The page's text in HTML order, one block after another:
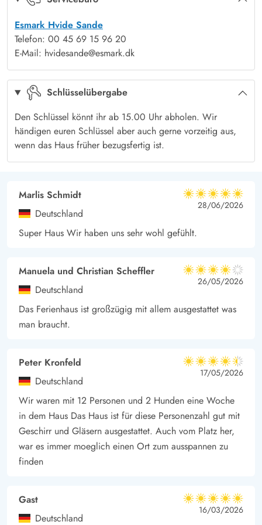
oder eine Runde im Whirlpool entspannt, erledigt sich die
Hausarbeit fast von selbst.
auf Holmsland Klit
Dieses Ferienhaus ist nicht nur ein Ort zum Entspannen,
sondern auch ein idealer Ausgangspunkt für viele
Aktivitäten. Hvide Sande, die charmante Hafenstadt, liegt nur
wenige Kilometer entfernt und bietet zahlreiche
Einkaufsmöglichkeiten, verschiedenste Boutiquen sowie
Hvide Sande ist auch ein Paradies für Wind- und
Wassersportler. Die hervorragenden Surfspots sowohl
am Ringkøbing Fjord als auch an der Südmole sorgen für
wunderschöne Landschaft auf dem Fahrradsattel erkunden
möchte, kann den neu asphaltierten Fahrradweg entlang der
Straße oder den Weg mitten durch die Dünenlandschaft
nutzen.
Nutzt die Gelegenheit und verbringt euren nächsten Urlaub in
Abenteuer oder einfach nur Quality Time mit den Liebsten –
hier findet ihr alles, was das Herz begehrt. Lasst euch die
Westküste nicht entgehen.
Esmark Hvide Sande
Telefon: 00 45 69 15 96 20
E-Mail: hvidesande@esmark.dk
Schlüsselübergabe
Den Schlüssel könnt ihr ab 15.00 Uhr abholen. Wir
händigen euren Schlüssel aber auch gerne vorzeitig aus,
wenn das Haus früher bezugsfertig ist.
Marlis Schmidt
Deutschland
5 von 5
5 von 5
5 out of 5
28/06/2026
Super Haus Wir haben uns sehr wohl gefühlt.
Manuela und Christian Scheffler
Deutschland
4 von 5
4 von 5
4 out of 5
26/05/2026
Das Ferienhaus ist großzügig mit allem ausgestattet was
man braucht.
Peter Kronfeld
Deutschland
4.5 von 5
4.5 von 5
4.5 out of 5
17/05/2026
Wir waren mit 12 Personen und 2 Hunden eine Woche
in dem Haus Das Haus ist für diese Personenzahl gut mit
Geschirr und Gläsern ausgestattet. Auch vom Platz her,
war es immer moeglich einen Ort zum ausspannen zu
finden
Gast
Deutschland
5 von 5
5 von 5
5 out of 5
16/03/2026